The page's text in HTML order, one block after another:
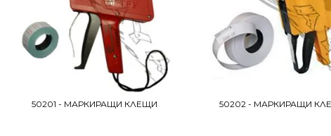
50201 - МАРКИРАЩИ КЛЕЩИ 50202 - МАРКИРАЩИ